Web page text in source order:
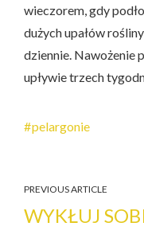
wieczorem, gdy
dużych upałów
dziennie. Nawożenie
upływie trzech
pelargonie
PREVIOUS ARTICLE
WYKŁUJ